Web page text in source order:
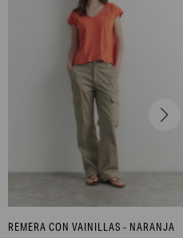
REMERA CON VAINILLAS - NARANJA